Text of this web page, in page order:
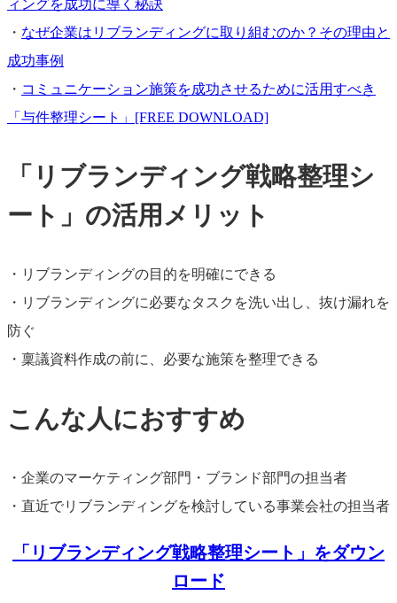
ィングを成功に導く秘訣
・ なぜ企業はリブランディングに取り組むのか？その理由と
成功事例
・ コミュニケーション施策を成功させるために活用すべき
「与件整理シート」[FREE DOWNLOAD]
「リブランディング戦略整理シ
ート」の活用メリット
・リブランディングの目的を明確にできる
・リブランディングに必要なタスクを洗い出し、抜け漏れを
防ぐ
・稟議資料作成の前に、必要な施策を整理できる
こんな人におすすめ
・企業のマーケティング部門・ブランド部門の担当者
・直近でリブランディングを検討している事業会社の担当者
「リブランディング戦略整理シート」をダウン
ロード